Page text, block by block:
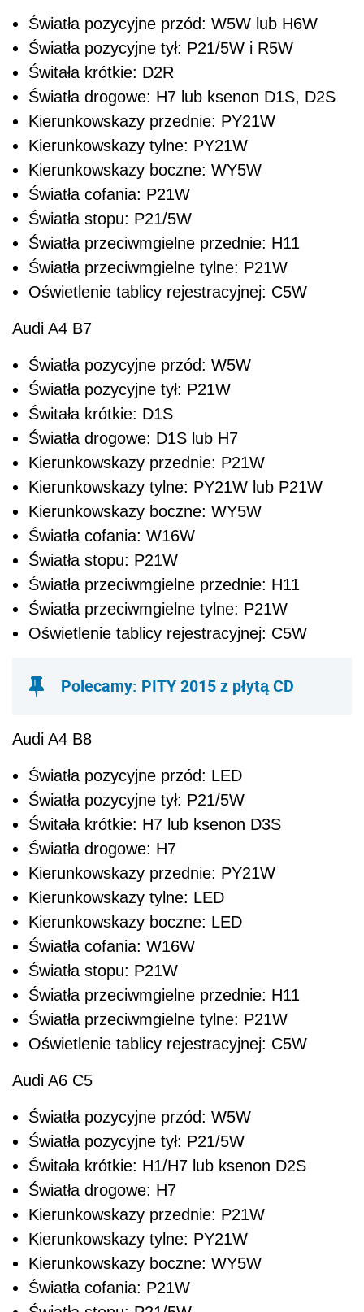
Światła pozycyjne przód: W5W lub H6W
Światła pozycyjne tył: P21/5W i R5W
Świtała krótkie: D2R
Światła drogowe: H7 lub ksenon D1S, D2S
Kierunkowskazy przednie: PY21W
Kierunkowskazy tylne: PY21W
Kierunkowskazy boczne: WY5W
Światła cofania: P21W
Światła stopu: P21/5W
Światła przeciwmgielne przednie: H11
Światła przeciwmgielne tylne: P21W
Oświetlenie tablicy rejestracyjnej: C5W
Audi A4 B7
Światła pozycyjne przód: W5W
Światła pozycyjne tył: P21W
Świtała krótkie: D1S
Światła drogowe: D1S lub H7
Kierunkowskazy przednie: P21W
Kierunkowskazy tylne: PY21W lub P21W
Kierunkowskazy boczne: WY5W
Światła cofania: W16W
Światła stopu: P21W
Światła przeciwmgielne przednie: H11
Światła przeciwmgielne tylne: P21W
Oświetlenie tablicy rejestracyjnej: C5W
Polecamy: PITY 2015 z płytą CD
Audi A4 B8
Światła pozycyjne przód: LED
Światła pozycyjne tył: P21/5W
Świtała krótkie: H7 lub ksenon D3S
Światła drogowe: H7
Kierunkowskazy przednie: PY21W
Kierunkowskazy tylne: LED
Kierunkowskazy boczne: LED
Światła cofania: W16W
Światła stopu: P21W
Światła przeciwmgielne przednie: H11
Światła przeciwmgielne tylne: P21W
Oświetlenie tablicy rejestracyjnej: C5W
Audi A6 C5
Światła pozycyjne przód: W5W
Światła pozycyjne tył: P21/5W
Świtała krótkie: H1/H7 lub ksenon D2S
Światła drogowe: H7
Kierunkowskazy przednie: P21W
Kierunkowskazy tylne: PY21W
Kierunkowskazy boczne: WY5W
Światła cofania: P21W